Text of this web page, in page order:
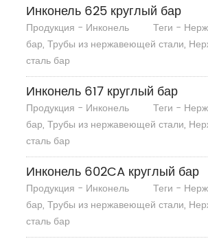
Инконель 625 круглый бар
Продукция - Инконель
Теги -
бар, Трубы из нержавеющей стали,
сталь бар
Инконель 617 круглый бар
Продукция - Инконель
Теги -
бар, Трубы из нержавеющей стали,
сталь бар
Инконель 602CA круглый бар
Продукция - Инконель
Теги -
бар, Трубы из нержавеющей стали,
сталь бар